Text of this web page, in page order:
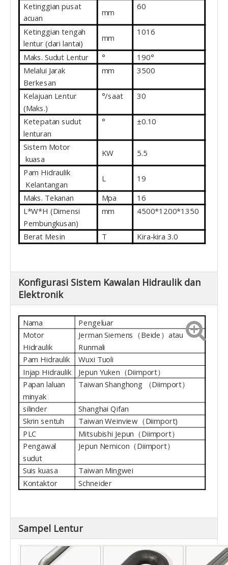
Ketinggian pusat
acuan
mm
60
Ketinggian tengah
lentur (dari lantai)
mm
1016
Maks. Sudut Lentur °
190°
Melalui Jarak
Berkesan
mm 3500
Kelajuan Lentur
(Maks.)
°/saat 30
Ketepatan sudut
lenturan
° ±0.10
Sistem Motor
kuasa
KW
5.5
Pam Hidraulik
Kelantangan
L 19
Maks. Tekanan Mpa
16
L*W*H (Dimensi
Pembungkusan)
mm 4500*1200*1350
Berat Mesin T Kira-kira 3.0
Konfigurasi Sistem Kawalan Hidraulik dan
Elektronik
Nama
Pengeluar
Motor
Hidraulik
Jerman Siemens（Beide）atau
Runmali
Pam Hidraulik
Wuxi Tuoli
Injap Hidraulik
Jepun Yuken（Diimport）
Papan laluan
minyak
Taiwan Shanghong （Diimport）
silinder
Shanghai Qifan
Skrin sentuh
Taiwan Weinview（Diimport)
PLC
Mitsubishi Jepun（Diimport）
Pengawal
sudut
Jepun Nemicon（Diimport）
Suis kuasa
Taiwan Mingwei
Kontaktor
Schneider
Sampel Lentur